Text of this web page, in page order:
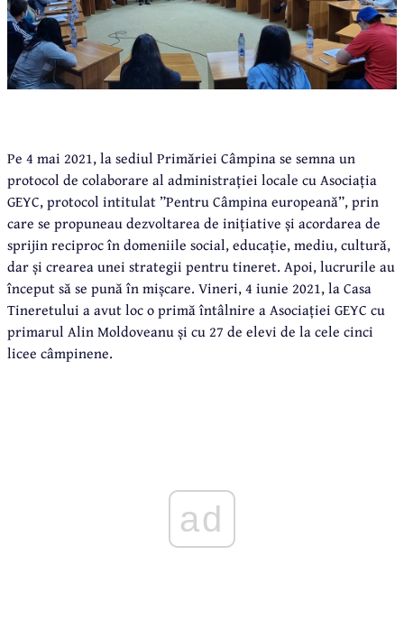
Pe 4 mai 2021, la sediul Primăriei Câmpina se semna un
protocol de colaborare al administrației locale cu Asociația
GEYC, protocol intitulat ”Pentru Câmpina europeană”, prin
care se propuneau dezvoltarea de inițiative și acordarea de
sprijin reciproc în domeniile social, educație, mediu, cultură,
dar și crearea unei strategii pentru tineret. Apoi, lucrurile au
început să se pună în mișcare. Vineri, 4 iunie 2021, la Casa
Tineretului a avut loc o primă întâlnire a Asociației GEYC cu
primarul Alin Moldoveanu și cu 27 de elevi de la cele cinci
licee câmpinene.
ad